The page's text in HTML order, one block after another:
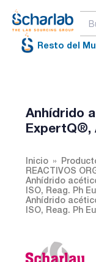
Resto del
Anhídrido
ExpertQ®,
Inicio
REACTIVOS
Anhídrido
ISO, Reag. Ph
Anhídrido
ISO, Reag. Ph